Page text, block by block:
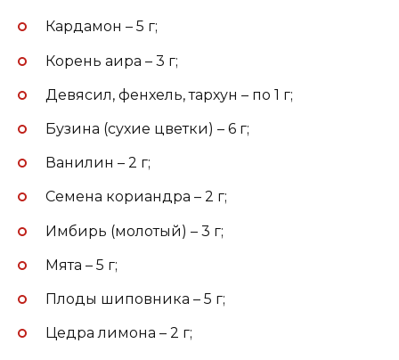
Кардамон – 5 г;
Корень аира – 3 г;
Девясил, фенхель, тархун – по 1 г;
Бузина (сухие цветки) – 6 г;
Ванилин – 2 г;
Семена кориандра – 2 г;
Имбирь (молотый) – 3 г;
Мята – 5 г;
Плоды шиповника – 5 г;
Цедра лимона – 2 г;